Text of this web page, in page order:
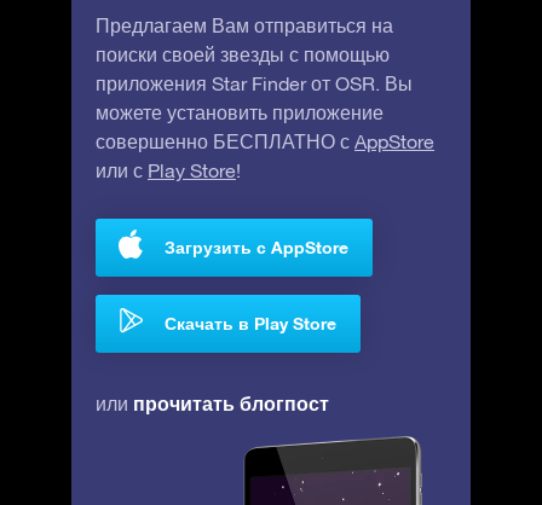
Предлагаем Вам отправиться на
поиски своей звезды с помощью
приложения Star Finder от OSR. Вы
можете установить приложение
совершенно БЕСПЛАТНО с AppStore
или с Play Store!
Загрузить с AppStore
Скачать в Play Store
или прочитать блогпост